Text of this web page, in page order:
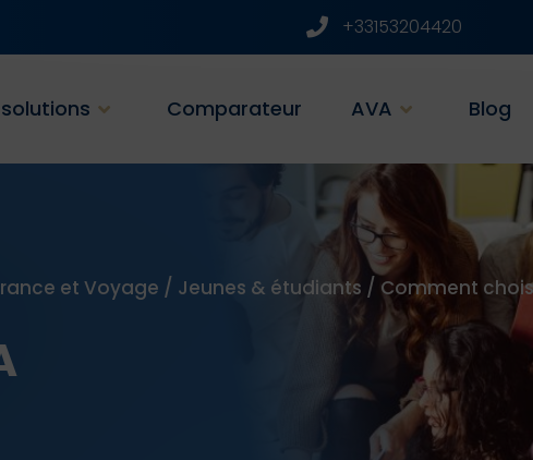
+33153204420
Comparateur AVA Blog
et Voyage / Jeunes & étudiants / Comment